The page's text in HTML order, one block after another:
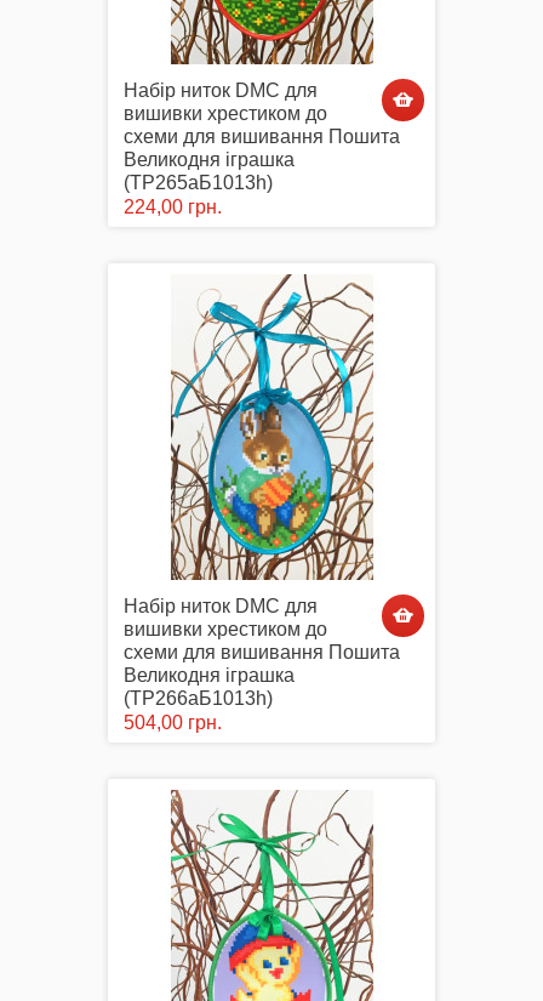
Сумки-Шопери
Великодні рушники з принтом
Маски захисні
Вишиті картини, рушники
Подарункові сертифікати
Набір ниток DMC для
вишивки хрестиком до
схеми для вишивання Пошита
Великодня іграшка
(ТР265аБ1013h)
224,00 грн.
Набір ниток DMC для
вишивки хрестиком до
схеми для вишивання Пошита
Великодня іграшка
(ТР266аБ1013h)
504,00 грн.